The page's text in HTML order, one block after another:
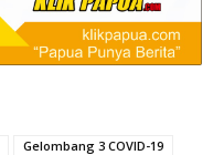
Gelombang 3 COVID-19